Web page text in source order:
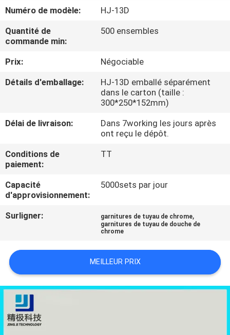
VISITE
L'USINE
DE
QUALITÉ
NOUS
CONTACTER
UN DEVIS
PLAN
DU
SITE
Numéro de modèle:
HJ-13D
Quantité de
commande min:
500 ensembles
Prix:
Négociable
Détails d'emballage:
HJ-13D emballé séparément
dans le carton (taille :
300*250*152mm)
Délai de livraison:
Dans 7working les jours après
ont reçu le dépôt.
Conditions de
paiement:
TT
Capacité
d'approvisionnement:
5000sets par jour
Surligner: garnitures de tuyau de chrome,
garnitures de tuyau de douche de
chrome
MEILLEUR PRIX